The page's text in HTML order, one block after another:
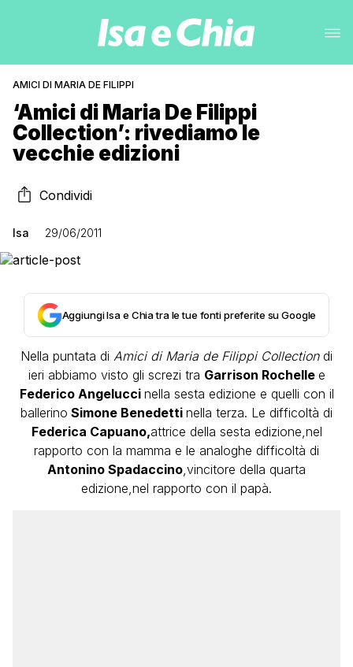
AMICI DI MARIA DE FILIPPI
‘Amici di Maria De Filippi
Collection’: rivediamo le
vecchie edizioni
Condividi
Isa 29/06/2011
Aggiungi Isa e Chia tra le tue fonti preferite su Google
Nella puntata di Amici di Maria de Filippi Collectiondi
ieri abbiamo visto gli screzi tra Garrison Rochelle e
Federico Angelucci nella sesta edizione e quelli con il
ballerino Simone Benedetti nella terza. Le difficoltà di
Federica Capuano,attrice della sesta edizione,nel
rapporto con la mamma e le analoghe difficoltà di
Antonino Spadaccino,vincitore della quarta
edizione,nel rapporto con il papà.